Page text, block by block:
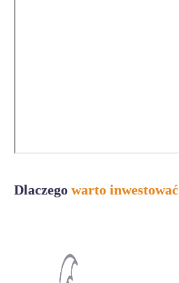
Dlaczego warto inwestować